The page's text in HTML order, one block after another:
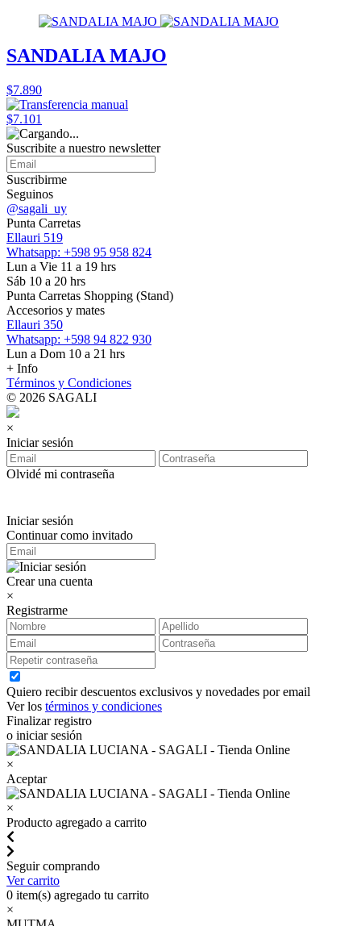
SANDALIA MAJO
$7.890
$7.101
Suscribite a nuestro newsletter
Suscribirme
Seguinos
@sagali_uy
Punta Carretas
Ellauri 519
Whatsapp: +598 95 958 824
Lun a Vie 11 a 19 hrs
Sáb 10 a 20 hrs
Punta Carretas Shopping (Stand)
Accesorios y mates
Ellauri 350
Whatsapp: +598 94 822 930
Lun a Dom 10 a 21 hrs
+ Info
Términos y Condiciones
© 2026 SAGALI
×
Iniciar sesión
Olvidé mi contraseña
Iniciar sesión
Continuar como invitado
Crear una cuenta
×
Registrarme
Quiero recibir descuentos exclusivos y novedades por email
Ver los términos y condiciones
Finalizar registro
o iniciar sesión
×
Aceptar
×
Producto agregado a carrito
Seguir comprando
Ver carrito
0 item(s) agregado tu carrito
×